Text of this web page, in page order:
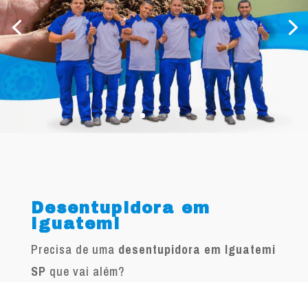
Desentupidora em
Iguatemi
Precisa de uma desentupidora em Iguatemi
SP que vai além?